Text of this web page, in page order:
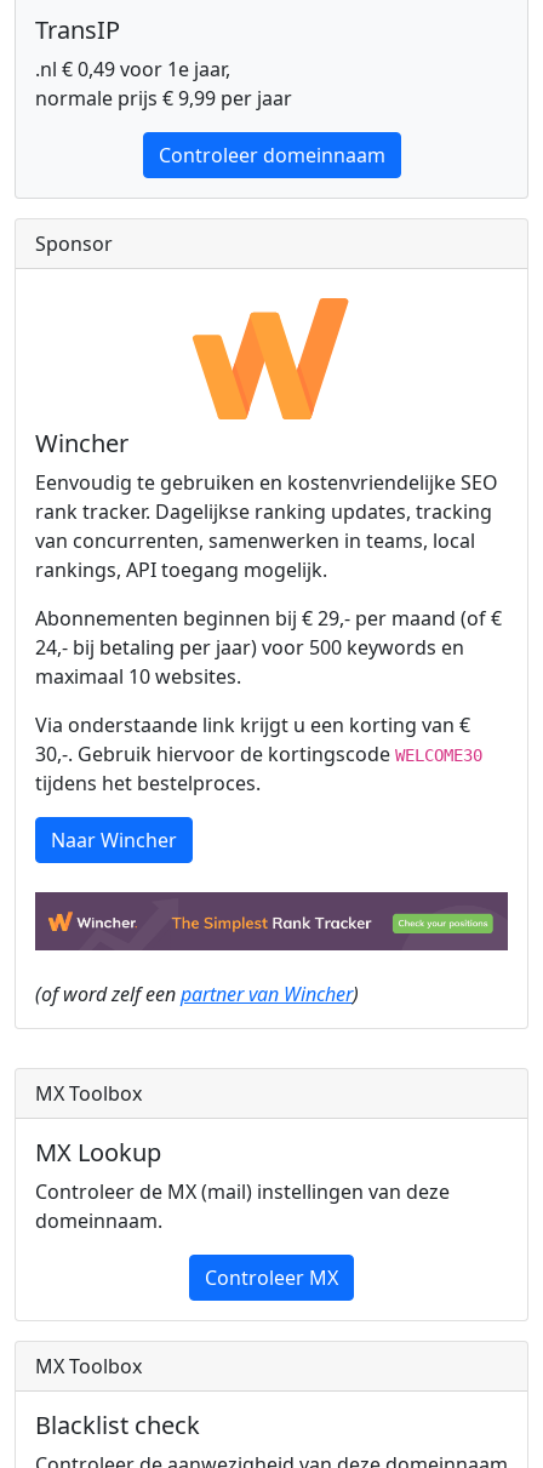
TransIP
.nl € 0,49 voor 1e jaar,
normale prijs € 9,99 per jaar
Controleer domeinnaam
Sponsor
Wincher
Eenvoudig te gebruiken en kostenvriendelijke SEO
rank tracker. Dagelijkse ranking updates, tracking
van concurrenten, samenwerken in teams, local
rankings, API toegang mogelijk.
Abonnementen beginnen bij € 29,- per maand (of €
24,- bij betaling per jaar) voor 500 keywords en
maximaal 10 websites.
Via onderstaande link krijgt u een korting van €
30,-. Gebruik hiervoor de kortingscode WELCOME30
tijdens het bestelproces.
Naar Wincher
(of word zelf eenpartner van Wincher)
MX Toolbox
MX Lookup
Controleer de MX (mail) instellingen van deze
domeinnaam.
Controleer MX
MX Toolbox
Blacklist check